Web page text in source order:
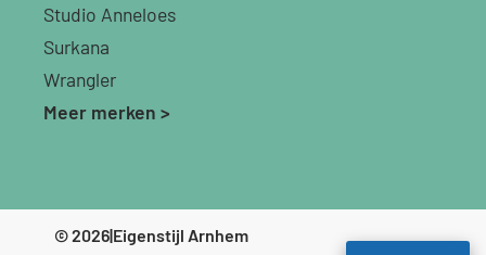
Studio Anneloes
Surkana
Wrangler
Meer merken >
© 2026|Eigenstijl Arnhem